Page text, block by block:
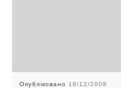
Опубліковано 18/12/2008